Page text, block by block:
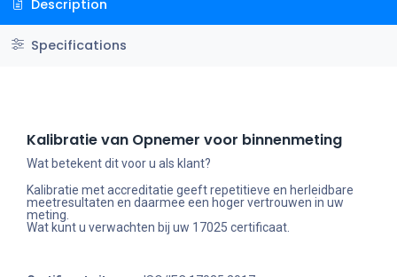
Description
Specifications
Kalibratie van Opnemer voor binnenmeting
Wat betekent dit voor u als klant?
Kalibratie met accreditatie geeft repetitieve en herleidbare
meetresultaten en daarmee een hoger vertrouwen in uw
meting.
Wat kunt u verwachten bij uw 17025 certificaat.